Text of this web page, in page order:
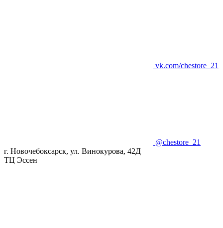
vk.com/chestore_21
@chestore_21
г. Новочебоксарск, ул. Винокурова, 42Д
ТЦ Эссен